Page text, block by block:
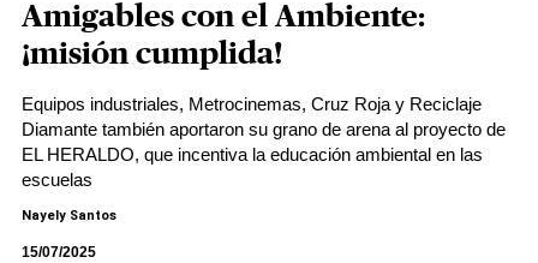
Amigables con el Ambiente:
¡misión cumplida!
Equipos industriales, Metrocinemas, Cruz Roja y Reciclaje
Diamante también aportaron su grano de arena al proyecto de
EL HERALDO, que incentiva la educación ambiental en las
escuelas
Nayely Santos
15/07/2025